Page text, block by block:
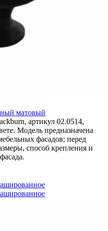
матовый
артикул 02.0514,
Модель предназначена
фасадов; перед
способ крепления и